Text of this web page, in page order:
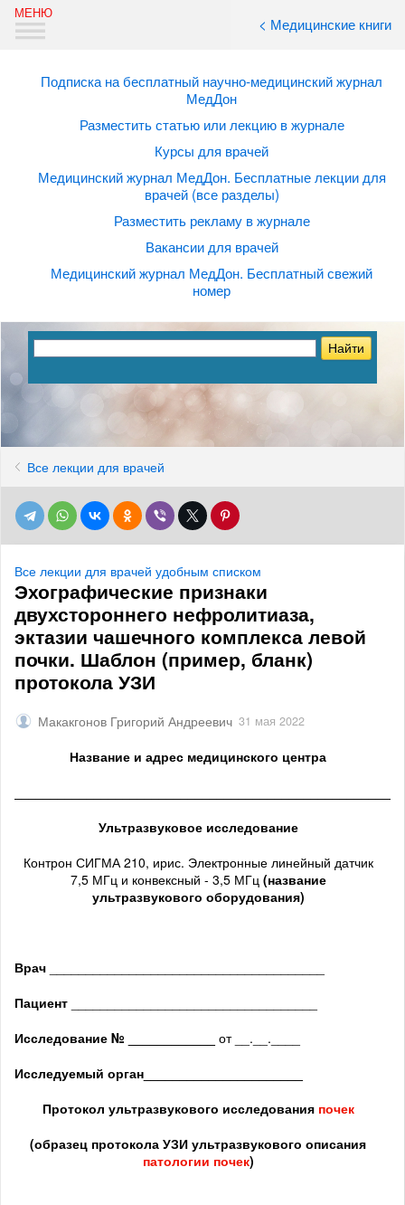
< Медицинские книги
Подписка на бесплатный научно-медицинский журнал
МедДон
Разместить статью или лекцию в журнале
Курсы для врачей
Медицинский журнал МедДон. Бесплатные лекции для
врачей (все разделы)
Разместить рекламу в журнале
Вакансии для врачей
Медицинский журнал МедДон. Бесплатный свежий
номер
Все лекции для врачей
Все лекции для врачей удобным списком
Эхографические признаки
двухстороннего нефролитиаза,
эктазии чашечного комплекса левой
почки. Шаблон (пример, бланк)
протокола УЗИ
Макакгонов Григорий Андреевич 31 мая 2022
Название и адрес медицинского центра
Ультразвуковое исследование
Контрон СИГМА 210, ирис. Электронные линейный датчик
7,5 МГц и конвексный - 3,5 МГц(название
ультразвукового оборудования)
Врач
Пациент
Исследование № ____________ от __.__.____
Исследуемый орган
Протокол ультразвукового исследования почек
(образец протокола УЗИ ультразвукового описания
патологии почек)